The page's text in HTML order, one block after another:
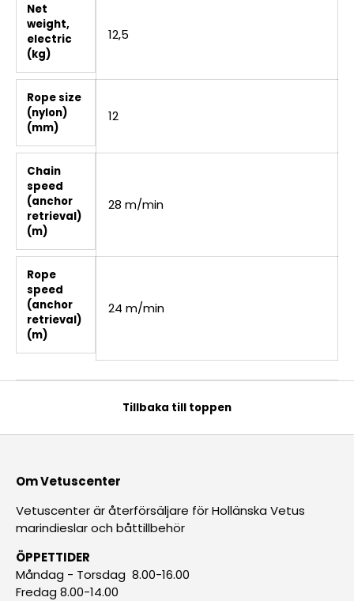
Net
weight,
electric
(kg)
12,5
Rope size
(nylon)
(mm)
12
Chain
speed
(anchor
retrieval)
(m)
28 m/min
Rope
speed
(anchor
retrieval)
(m)
24 m/min
Tillbaka till toppen
Om Vetuscenter
Vetuscenter är återförsäljare för Hollänska Vetus
marindieslar och båttillbehör
ÖPPETTIDER
Måndag - Torsdag 8.00-16.00
Fredag 8.00-14.00